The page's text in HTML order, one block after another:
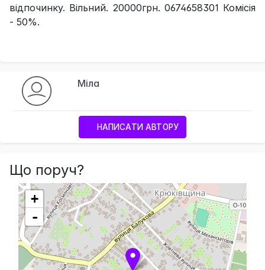
відпочинку. Вільний. 20000грн. 0674658301 Комісія
- 50%.
Міла
НАПИСАТИ АВТОРУ
Що поруч?
+
-